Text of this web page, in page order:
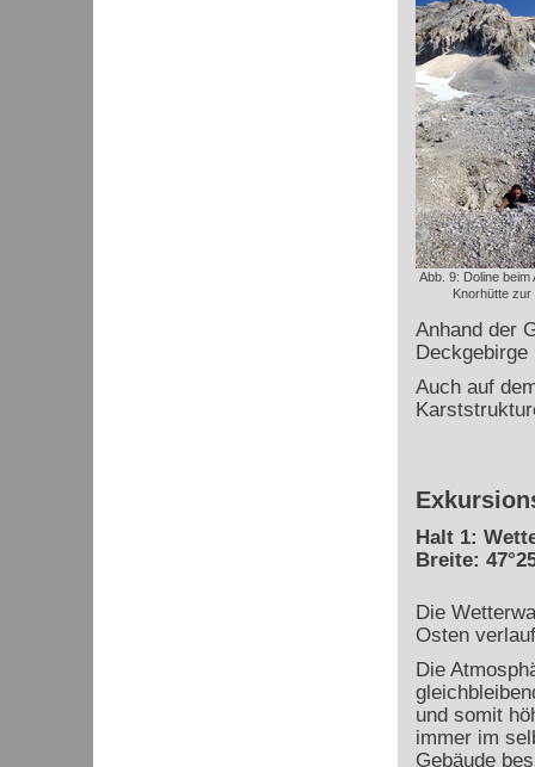
Abb. 9: Doline beim
Knorhütte
Anhand der
Deckgebirge
Auch auf
Halt 1:
Breite:
Die
Osten
Die
und somit
immer im
Gebäude